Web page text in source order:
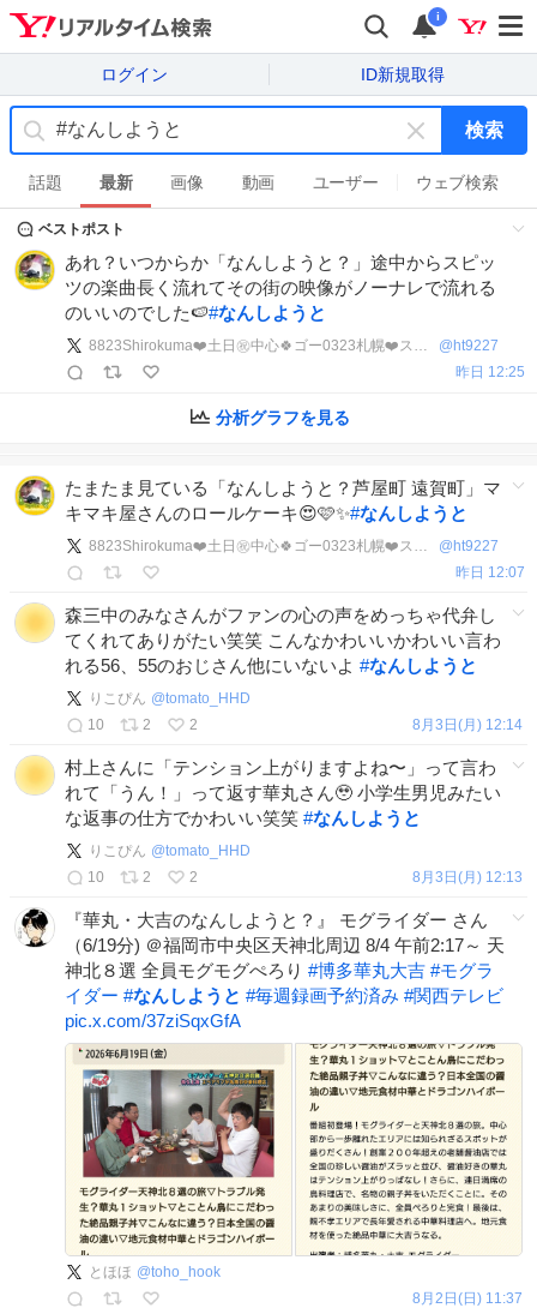
i
ログイン ID新規取得
キ
ー
ワ
ド
を
検索
話題 最新 画像 動画 ユーザー ウェブ検索
ベストポスト
あれ？いつからか「なんしようと？」途中からスピッ
ツの楽曲長く流れてその街の映像がノーナレで流れる
のいいのでした🍉#なんしようと
8823Shirokuma❤️土日㊗️中心🍀ゴー0323札幌❤️ス👻🎸福岡北九神戸瀬戸内❤️✨ @ ht9227
昨日 12:25
分析グラフを見る
たまたま見ている「なんしようと？芦屋町 遠賀町」マ
キマキ屋さんのロールケーキ😍🩷✨#なんしようと
8823Shirokuma❤️土日㊗️中心🍀ゴー0323札幌❤️ス👻🎸福岡北九神戸瀬戸内❤️✨ @ ht9227
昨日 12:07
森三中のみなさんがファンの心の声をめっちゃ代弁し
てくれてありがたい笑笑 こんなかわいいかわいい言わ
れる56、55のおじさん他にいないよ #なんしようと
りこぴん @tomato_HHD
10
2 2 8月3日(月) 12:14
村上さんに「テンション上がりますよね〜」って言わ
れて「うん！」って返す華丸さん🥹 小学生男児みたい
な返事の仕方でかわいい笑笑 #なんしようと
りこぴん @tomato_HHD
10
2 2 8月3日(月) 12:13
『華丸・大吉のなんしようと？』 モグライダー さん
（6/19分) ＠福岡市中央区天神北周辺 8/4 午前2:17～ 天
神北８選 全員モグモグぺろり #博多華丸大吉 #モグラ
イダー #なんしようと #毎週録画予約済み #関西テレビ
pic.x.com/37ziSqxGfA
とほほ @toho_hook
8月2日(日) 11:37